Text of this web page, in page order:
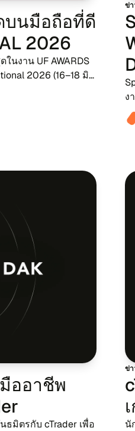
บนมือ​ถือ​ที่ดี​
2026
น​งาน UF AWARDS
2026 (16–18 มิ​ถุ​
ข่
ง
อ​อา​ชี​พ
ธ​มิตร​กับ cTrader เพื่อ
ข่
นั